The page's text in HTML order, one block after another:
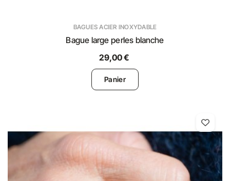
BAGUES ACIER INOXYDABLE
Bague large perles blanche
29,00 €
Panier